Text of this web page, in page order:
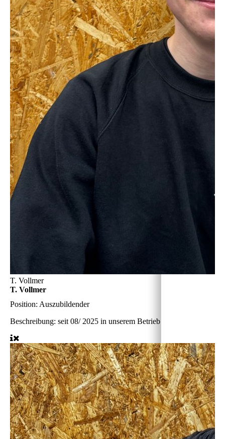
T. Vollmer
T. Vollmer
Position: Auszubildender
Beschreibung: seit 08/ 2025 in unserem Betrieb